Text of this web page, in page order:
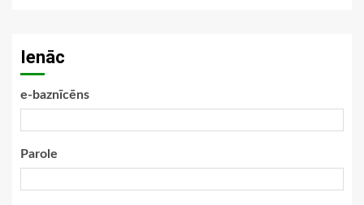
Ienāc
e-baznīcēns
Parole